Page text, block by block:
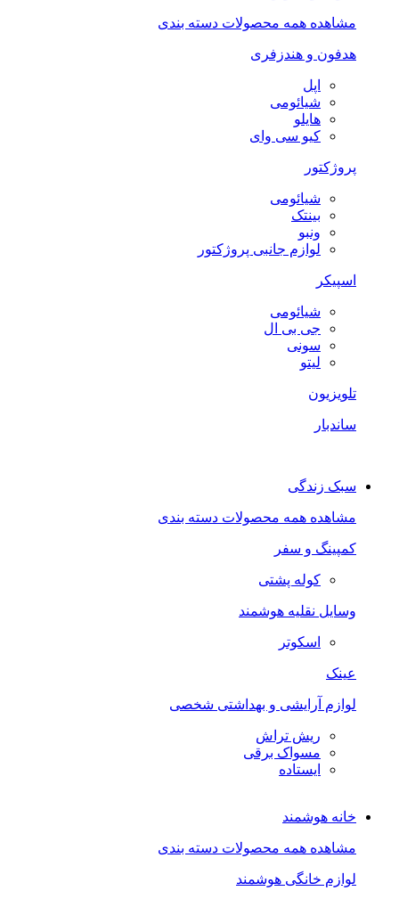
مشاهده همه محصولات دسته بندی
هدفون و هندزفری
اپل
شیائومی
هایلو
کیو سی وای
پروژکتور
شیائومی
بینتک
ونبو
لوازم جانبی پروژکتور
اسپیکر
شیائومی
جی بی ال
سونی
لیتو
تلویزیون
ساندبار
سبک زندگی
مشاهده همه محصولات دسته بندی
کمپینگ و سفر
کوله پشتی
وسایل نقلیه هوشمند
اسکوتر
عینک
لوازم آرایشی و بهداشتی شخصی
ریش تراش
مسواک برقی
ایستاده
خانه هوشمند
مشاهده همه محصولات دسته بندی
لوازم خانگی هوشمند